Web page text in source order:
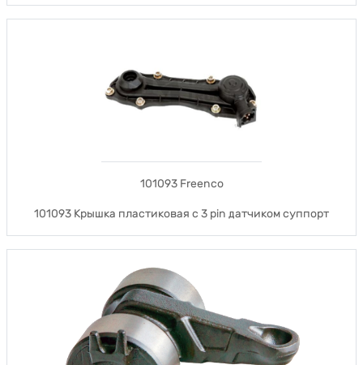
101093 Freenco
101093 Крышка пластиковая с 3 pin датчиком суппорт